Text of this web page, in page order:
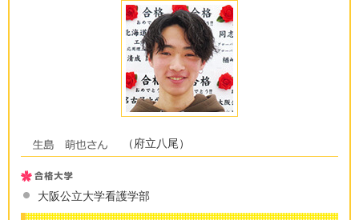
（府立八尾）
大阪公立大学看護学部